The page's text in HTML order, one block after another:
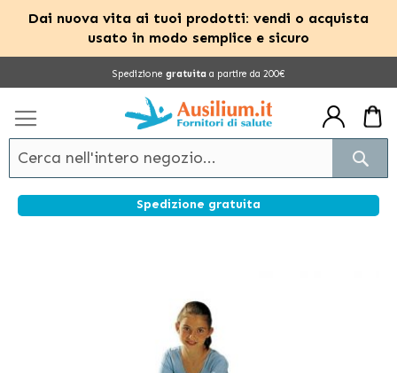
Dai nuova vita ai tuoi prodotti: vendi o acquista
usato in modo semplice e sicuro
Spedizione gratuita a partire da 200€
Spedizione gratuita